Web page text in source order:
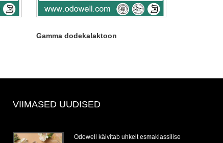
Gamma dodekalaktoon
VIIMASED UUDISED
Odowell käivitab uhkelt esmaklassilise